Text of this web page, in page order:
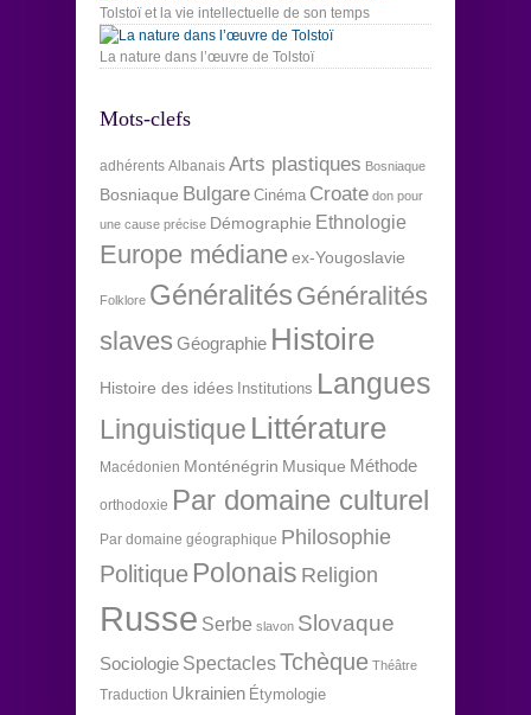
Tolstoï et la vie intellectuelle de son temps
La nature dans l’œuvre de Tolstoï
Mots-clefs
adhérents Albanais Arts plastiques Bosniaque
Bosniaque Bulgare Cinéma Croate don pour
une cause précise Démographie Ethnologie
Europe médianeex-Yougoslavie
Folklore Généralités Généralités
slaves Géographie Histoire
Histoire des idées Institutions Langues
Linguistique Littérature
Macédonien Monténégrin Musique Méthode
orthodoxie Par domaine culturel
Par domaine géographique Philosophie
Politique Polonais Religion
Russe Serbe slavon Slovaque
Sociologie SpectaclesTchèque Théâtre
Traduction Ukrainien Étymologie